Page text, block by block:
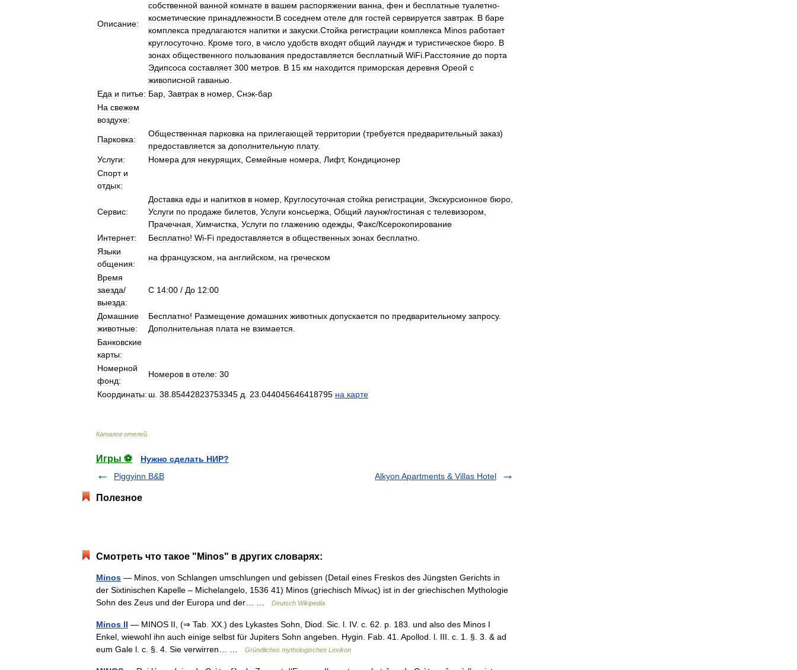
Описание:
собственной ванной комнате в вашем распоряжении ванна фен и бесплатные туалетно-
косметические принадлежности В соседнем отеле для гостей сервируется завтрак В баре
комплекса предлагаются напитки и закуски Стойка регистрации комплекса Minos работает
круглосуточно Кроме того в число удобств входят общий лаундж и туристическое бюро В
зонах общественного пользования предоставляется бесплатный WiFi Расстояние до порта
Эдипсоса составляет 300 метров В 15 км находится приморская деревня Ореой с
живописной гаванью
Еда и питье: Бар Завтрак в номер Снэк-бар
На свежем
воздухе:
Парковка:
Общественная парковка на прилегающей территории (требуется предварительный заказ)
предоставляется за дополнительную плату.
Услуги:
Номера для некурящих Семейные номера Лифт, Кондиционер
Спорт и
отдых:
Сервис:
Доставка еды и напитков в номер Круглосуточная стойка регистрации Экскурсионное бюро
Услуги по продаже билетов Услуги консьержа Общий лаунж/гостиная с телевизором
Прачечная Химчистка Услуги по глажению одежды Факс/Ксерокопирование
Интернет:
Бесплатно! Wi-Fi предоставляется в общественных зонах бесплатно
Языки
общения:
на французском на английском на греческом
Время
заезда/
выезда:
C 14:00 / До 12:00
Домашние
животные:
Бесплатно! Размещение домашних животных допускается по предварительному запросу.
Дополнительная плата не взимается
Банковские
карты:
Номерной
фонд:
Номеров в отеле: 30
Координаты: ш 38 85442823753345 д 23 044045646418795 на карте
Каталог отелей
Игры ⚽
Нужно сделать НИР?
Piggyinn B&B
Alkyon Apartments & Villas Hotel
Полезное
Смотреть что такое "Minos" в других словарях:
Minos — Minos, von Schlangen umschlungen und gebissen (Detail eines Freskos des Jüngsten Gerichts in
der Sixtinischen Kapelle – Michelangelo, 1536 41) Minos (griechisch Μίνως) ist in der griechischen Mythologie
Sohn des Zeus und der Europa und der… …
Deutsch Wikipedia
Minos II — MINOS II, (⇒ Tab. XX.) des Lykastes Sohn, Diod. Sic. l. IV. c. 62. p. 183. und also des Minos I
Enkel, wiewohl ihn auch einige selbst für Jupiters Sohn angeben. Hygin. Fab. 41. Apollod. l. III. c. 1. §. 3. & ad
eum Gale l. c. §. 4. Sie verwirren… …
Gründliches mythologisches Lexikon